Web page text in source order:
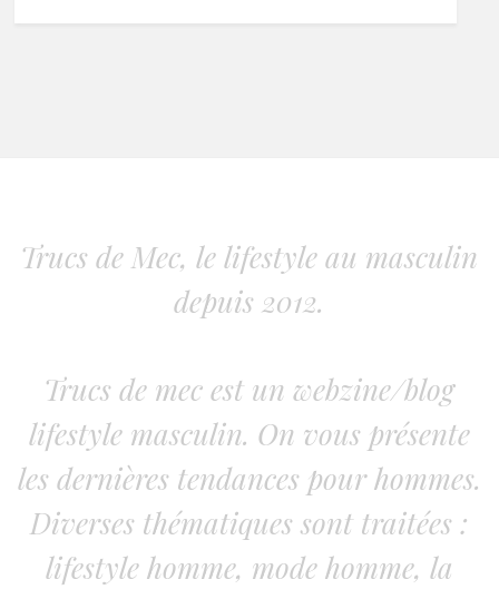
Trucs de Mec, le lifestyle au masculin
depuis 2012.
Trucs de mec est un webzine/blog
lifestyle masculin. On vous présente
les dernières tendances pour hommes.
Diverses thématiques sont traitées :
lifestyle homme, mode homme, la